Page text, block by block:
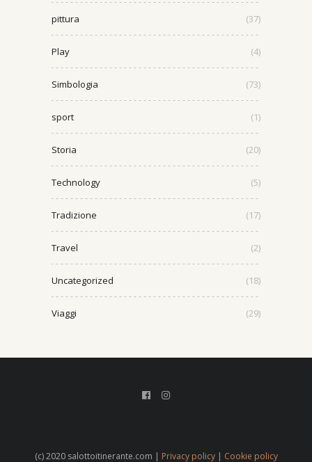
pittura (37)
Play (4)
Simbologia (73)
sport (1)
Storia (20)
Technology (5)
Tradizione (17)
Travel (2)
Uncategorized (18)
Viaggi (29)
(c) 2020 salottoitinerante.com | Privacy policy| Cookie policy